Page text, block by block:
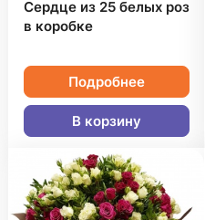
Сердце из 25 белых роз
в коробке
Подробнее
В корзину